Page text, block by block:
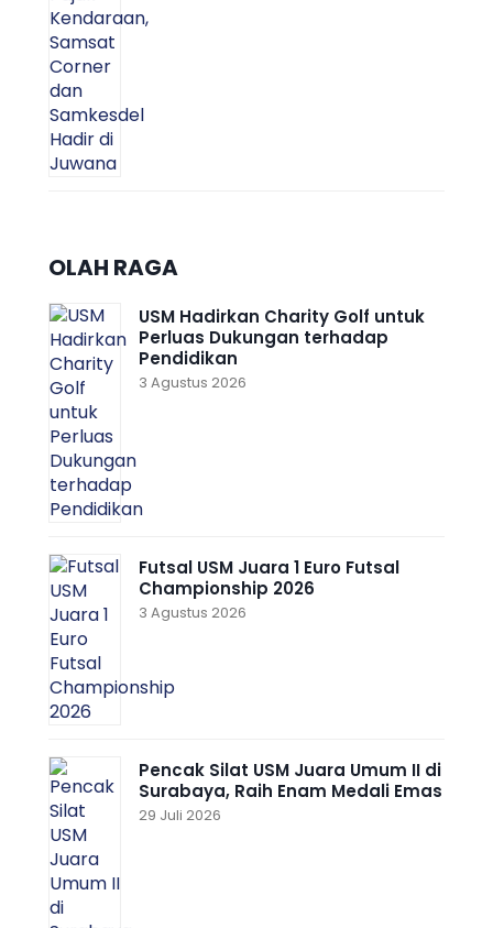
OLAH RAGA
USM Hadirkan Charity Golf untuk
Perluas Dukungan terhadap
Pendidikan
3 Agustus 2026
Futsal USM Juara 1 Euro Futsal
Championship 2026
3 Agustus 2026
Pencak Silat USM Juara Umum II di
Surabaya, Raih Enam Medali Emas
29 Juli 2026